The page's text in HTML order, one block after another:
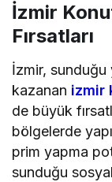
İzmir
Fırsatları
İzmir, sunduğu
kazanan izmir
de büyük
bölgelerde
prim yapma
sunduğu